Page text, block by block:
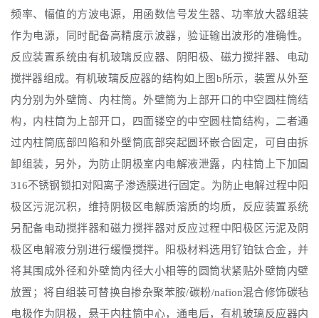
频率、幅值的方波电源，用函数信号发生器、功率放大器组装
作为电源，同时配备高精度示波器，验证输出波形的准确性。
反应装置系统由有机玻璃反应器、阴阳极、磁力搅拌器、电动
搅拌器组成。有机玻璃反应器的结构如上图b所示，装置从外至
内分别为外壁筒、内柱筒。外壁筒为上部开口的中空圆柱筒结
构，内柱筒为上部开口，四面镂空的中空圆柱筒结构，二者通
过内柱筒底部凹陷和外壁筒底部突起圆环嵌合固定，可自由拆
卸组装，另外，为防止阴极室内电解液泄露，内柱筒上下加固
316不锈钢锁扣对阳离子渗透膜进行固定。为防止电解过程中阳
极区污泥沉积，维持阴极区电解质溶质的均质，反应装置系统
另配备电动搅拌器和磁力搅拌器对反应过程中阳极区污泥及阴
极区电解液分别进行缓慢搅拌。阳极材料选用钌铂钛合金，并
将其围成外径和外壁筒内径大小相等的圆筒状紧贴外壁筒内壁
放置；将自组装可替换自掺杂聚苯胺/碳粉/nafion混合修饰碳毡
电极作为阴极，悬于内柱筒中心，通电后，有机玻璃反应器内